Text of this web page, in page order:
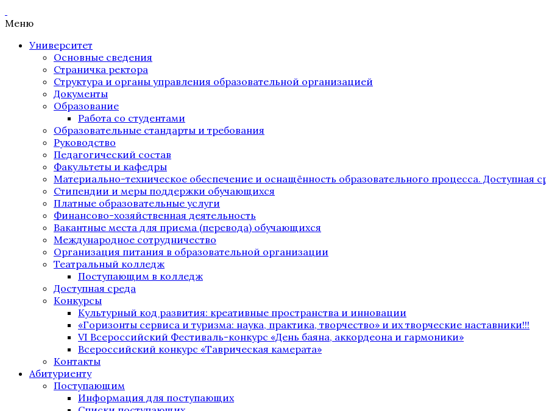
Меню
Университет
Основные сведения
Страничка ректора
Структура и органы управления образовательной организацией
Документы
Образование
Работа со студентами
Образовательные стандарты и требования
Руководство
Педагогический состав
Факультеты и кафедры
Материально-техническое обеспечение и оснащённость образовательного процесса. Доступная
Стипендии и меры поддержки обучающихся
Платные образовательные услуги
Финансово-хозяйственная деятельность
Вакантные места для приема (перевода) обучающихся
Международное сотрудничество
Организация питания в образовательной организации
Театральный колледж
Поступающим в колледж
Доступная среда
Конкурсы
Культурный код развития: креативные пространства и инновации
«Горизонты сервиса и туризма: наука, практика, творчество» и их творческие наставники!!!
VI Всероссийский Фестиваль-конкурс «День баяна, аккордеона и гармоники»
Всероссийский конкурс «Таврическая камерата»
Контакты
Абитуриенту
Поступающим
Информация для поступающих